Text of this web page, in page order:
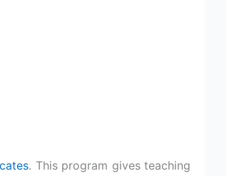
. This program gives teaching